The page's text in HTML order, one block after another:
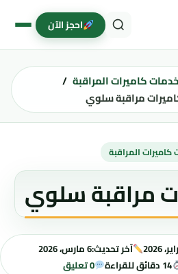
احجز الآن
خدمات كاميرات المراقبة
مراقبة سلوي
كاميرات المراقبة
مراقبة سلوي
آخر تحديث:6 مارس، 2026
14 دقائق للقراءة 0 تعليق